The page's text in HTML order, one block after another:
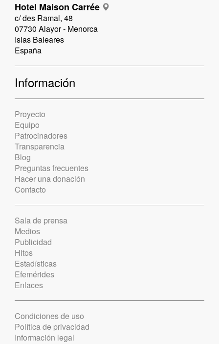
Hotel Maison Carrée
c/ des Ramal, 48
07730 Alayor - Menorca
Islas Baleares
España
Información
Proyecto
Equipo
Patrocinadores
Transparencia
Blog
Preguntas frecuentes
Hacer una donación
Contacto
Sala de prensa
Medios
Publicidad
Hitos
Estadísticas
Efemérides
Enlaces
Condiciones de uso
Política de privacidad
Información legal